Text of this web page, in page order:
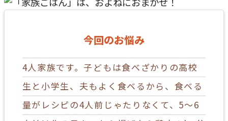
今回のお悩み
4人家族です。子どもは食べざかりの高校
生と小学生、夫もよく食べるから、食べる
量がレシピの4人前じゃたりなくて、5～6